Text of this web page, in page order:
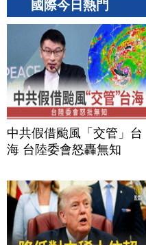
國際今日熱門
中共假借颱風「交管」台
海 台陸委會怒轟無知